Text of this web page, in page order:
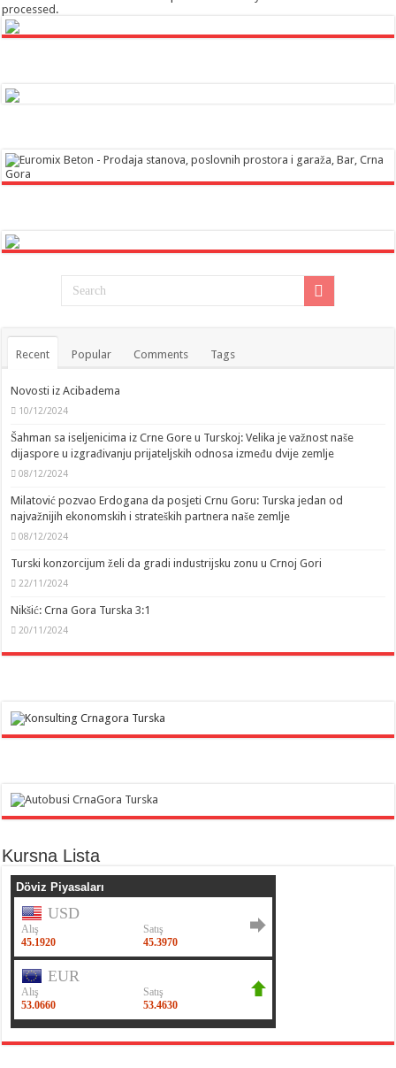
processed .
Recent Popular Comments Tags
Novosti iz Acibadema
10/12/2024
Šahman sa iseljenicima iz Crne Gore u Turskoj: Velika je važnost naše
dijaspore u izgrađivanju prijateljskih odnosa između dvije zemlje
08/12/2024
Milatović pozvao Erdogana da posjeti Crnu Goru: Turska jedan od
najvažnijih ekonomskih i strateških partnera naše zemlje
08/12/2024
Turski konzorcijum želi da gradi industrijsku zonu u Crnoj Gori
22/11/2024
Nikšić: Crna Gora Turska 3:1
20/11/2024
Kursna Lista